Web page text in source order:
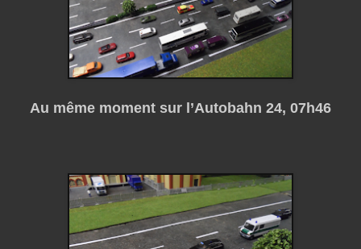
Au même moment sur l’Autobahn 24, 07h46